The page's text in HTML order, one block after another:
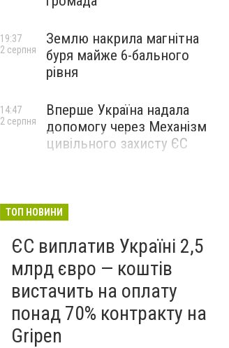
Землю накрила магнітна
буря майже 6-бального
рівня
19:37
2 серпня
Вперше Україна надала
допомогу через Механізм
цивільного захисту ЄС
14:47
2 серпня
ТОП НОВИНИ
ЄС виплатив Україні 2,5
млрд євро — коштів
вистачить на оплату
понад 70% контракту на
Gripen